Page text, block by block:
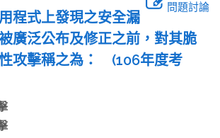
問題討論
程式上發現之安全漏
廣泛公布及修正之前，對其脆
攻擊稱之為： (106年度考